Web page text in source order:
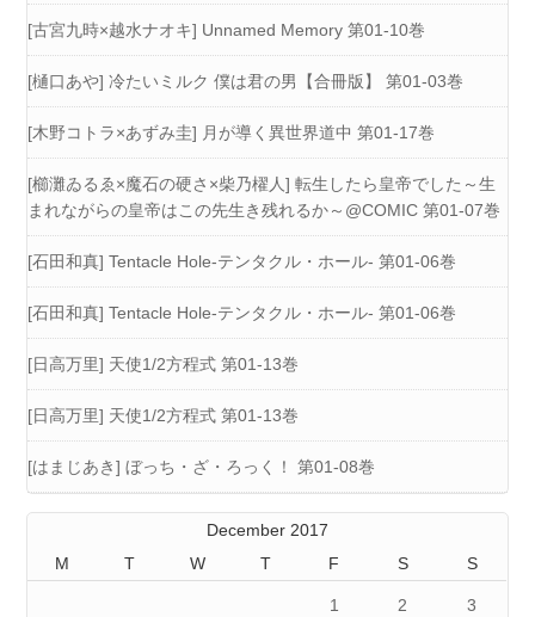
[古宮九時×越水ナオキ] Unnamed Memory 第01-10巻
[樋口あや] 冷たいミルク 僕は君の男【合冊版】 第01-03巻
[木野コトラ×あずみ圭] 月が導く異世界道中 第01-17巻
[櫛灘ゐるゑ×魔石の硬さ×柴乃櫂人] 転生したら皇帝でした～生
まれながらの皇帝はこの先生き残れるか～@COMIC 第01-07巻
[石田和真] Tentacle Hole-テンタクル・ホール- 第01-06巻
[石田和真] Tentacle Hole-テンタクル・ホール- 第01-06巻
[日高万里] 天使1/2方程式 第01-13巻
[日高万里] 天使1/2方程式 第01-13巻
[はまじあき] ぼっち・ざ・ろっく！ 第01-08巻
December 2017
M
T W T F S S
1 2 3